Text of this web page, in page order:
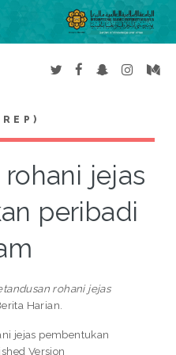
jejas
peribadi
rohani jejas
Harian.
jejas pembentukan
Version